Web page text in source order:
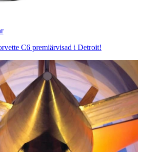
C6 premiärvisad i Detroit!